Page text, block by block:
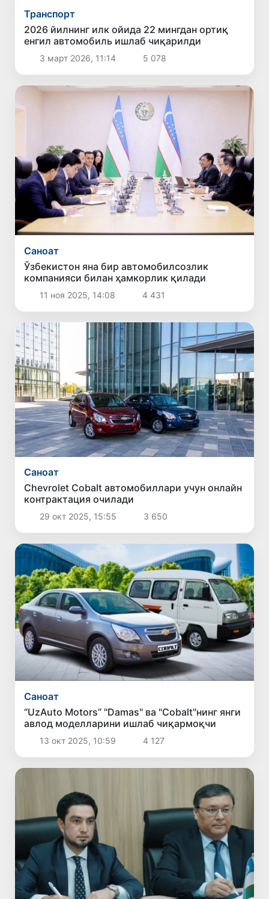
Транспорт
2026 йилнинг илк ойида 22 мингдан ортиқ
енгил автомобиль ишлаб чиқарилди
3 март 2026, 11:14 5 078
Саноат
Ўзбекистон яна бир автомобилсозлик
компанияси билан ҳамкорлик қилади
11 ноя 2025, 14:08 4 431
Саноат
Chevrolet Cobalt автомобиллари учун онлайн
контрактация очилади
29 окт 2025, 15:55 3 650
Саноат
“UzAuto Motors” "Damas" ва "Cobalt"нинг янги
авлод моделларини ишлаб чиқармоқчи
13 окт 2025, 10:59 4 127